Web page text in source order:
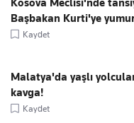
Kosova Meclisi'nde
Başbakan Kurti'ye
Kaydet
Malatya'da yaşlı
kavga!
Kaydet